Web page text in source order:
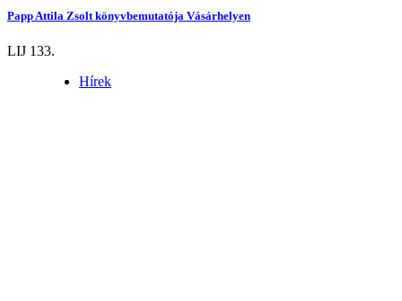
Papp Attila Zsolt könyvbemutatója Vásárhelyen
LIJ 133.
Hírek